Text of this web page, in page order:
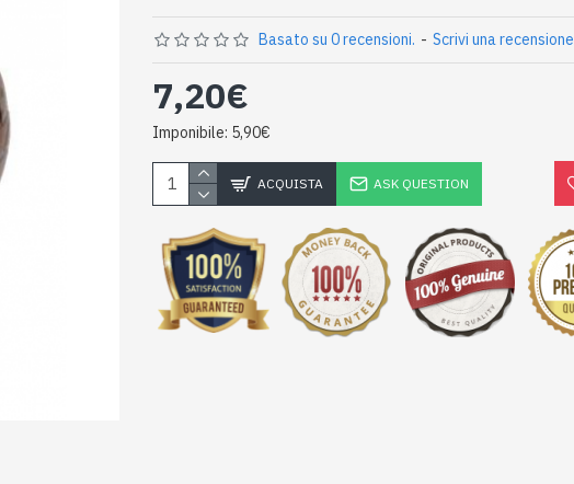
Basato su 0 recensioni. - Scrivi una recensione
7,20€
Imponibile: 5,90€
ACQUISTA ASK QUESTION